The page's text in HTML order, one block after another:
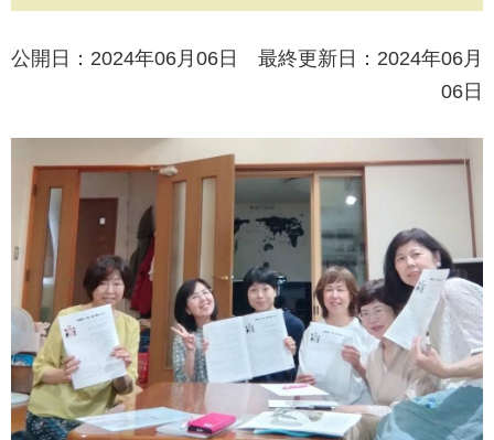
公開日：2024年06月06日 最終更新日：2024年06月
06日